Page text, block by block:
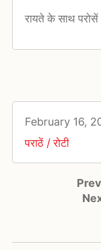
रायते के साथ परोसें
February 16,
पराठें / रोटी